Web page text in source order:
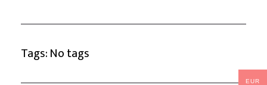
Tags: No tags
EUR